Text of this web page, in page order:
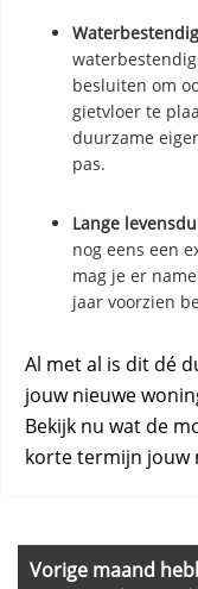
besluiten om
gietvloer te
duurzame
pas.
Lange
nog eens een
mag je er
jaar voorzien
Al met al is dit dé
jouw nieuwe
Bekijk nu wat de
korte termijn jouw
Vorige maand